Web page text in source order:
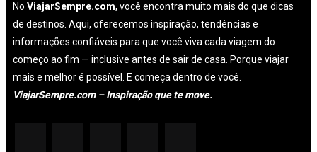
No ViajarSempre.com, você encontra muito mais do que dicas
de destinos. Aqui, oferecemos inspiração, tendências e
informações confiáveis para que você viva cada viagem do
começo ao fim — inclusive antes de sair de casa. Porque viajar
mais e melhor é possível. E começa dentro de você.
ViajarSempre.com – Inspiração que te move.